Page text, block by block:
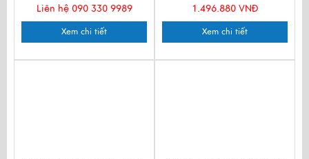
Liên hệ 090 330 9989
Xem chi tiết
1.496.880 VNĐ
Xem chi tiết